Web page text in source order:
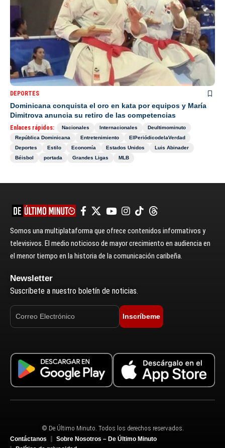
DEPORTES
Dominicana conquista el oro en kata por equipos y María
Dimitrova anuncia su retiro de las competencias
Enlaces rápidos: Nacionales Internacionales
Deultimominuto
República Dominicana
Entretenimiento
ElPeriódicodelaVerdad
Deportes
Estilo Economía Estados Unidos
Luis Abinader
Béisbol
portada Grandes Ligas MLB
Somos una multiplataforma que ofrece contenidos informativos y
televisivos. El medio noticioso de mayor crecimiento en audiencia en
el menor tiempo en la historia de la comunicación caribeña.
Newsletter
Suscríbete a nuestro boletín de noticias.
Inscríbeme
© De Último Minuto. Todos los derechos reservados.
Contáctanos
Sobre Nosotros – De Último Minuto